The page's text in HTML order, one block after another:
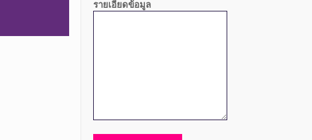
รายเอียดข้อมูล